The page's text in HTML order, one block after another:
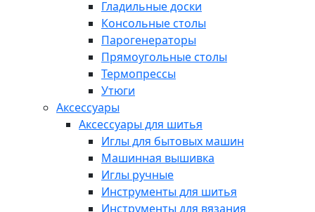
Гладильные доски
Консольные столы
Парогенераторы
Прямоугольные столы
Термопрессы
Утюги
Аксессуары
Аксессуары для шитья
Иглы для бытовых машин
Машинная вышивка
Иглы ручные
Инструменты для шитья
Инструменты для вязания